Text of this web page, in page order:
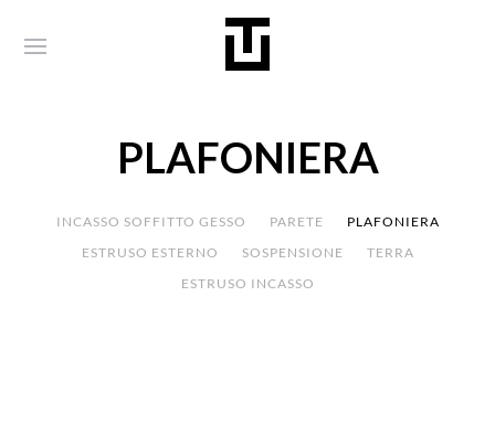
PLAFONIERA
INCASSO SOFFITTO GESSO PARETE
PLAFONIERA
ESTRUSO ESTERNO
SOSPENSIONE
TERRA
ESTRUSO INCASSO